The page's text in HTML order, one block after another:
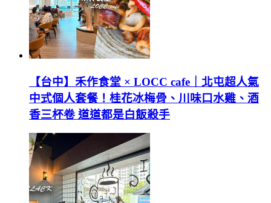
【台中】禾作食堂 × LOCC cafe｜北屯超人氣
中式個人套餐！桂花冰梅骨、川味口水雞、酒
香三杯卷 道道都是白飯殺手